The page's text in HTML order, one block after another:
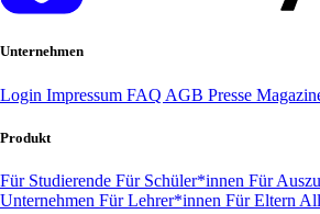
Unternehmen
Login Impressum FAQ AGB Presse
Produkt
Für Studierende Für Schüler*innen Für
Unternehmen Für Lehrer*innen Für Eltern